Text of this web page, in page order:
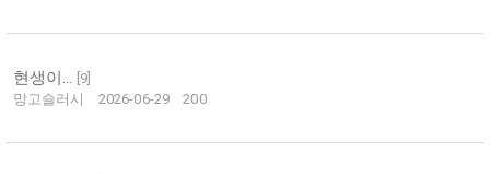
현생이... 9
망고슬러시
2026-06-29 200